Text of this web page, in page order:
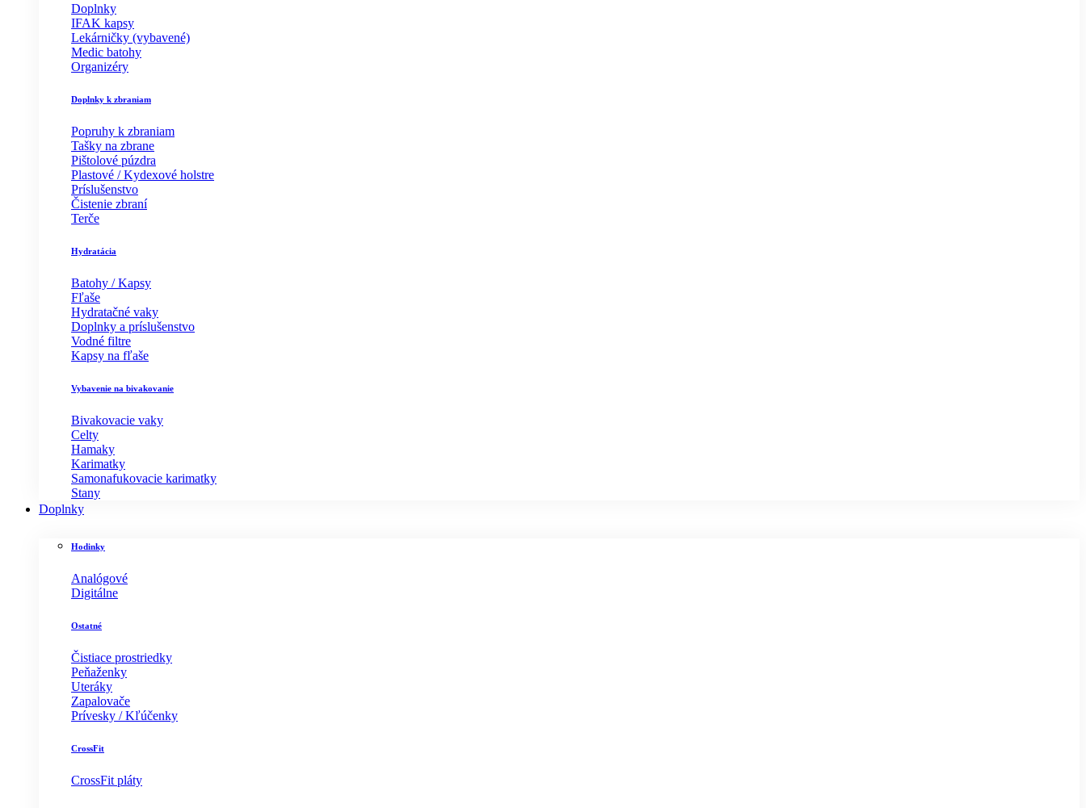
Doplnky
IFAK kapsy
Lekárničky (vybavené)
Medic batohy
Organizéry
Doplnky k zbraniam
Popruhy k zbraniam
Tašky na zbrane
Pištolové púzdra
Plastové / Kydexové holstre
Príslušenstvo
Čistenie zbraní
Terče
Hydratácia
Batohy / Kapsy
Fľaše
Hydratačné vaky
Doplnky a príslušenstvo
Vodné filtre
Kapsy na fľaše
Vybavenie na bivakovanie
Bivakovacie vaky
Celty
Hamaky
Karimatky
Samonafukovacie karimatky
Stany
Doplnky
Hodinky
Analógové
Digitálne
Ostatné
Čistiace prostriedky
Peňaženky
Uteráky
Zapalovače
Prívesky / Kľúčenky
CrossFit
CrossFit pláty